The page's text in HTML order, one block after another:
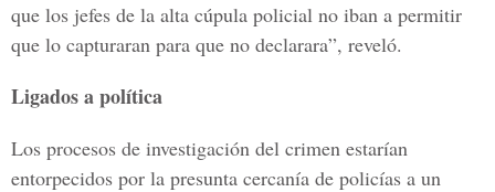
que los jefes de la alta cúpula policial no iban a permitir
que lo capturaran para que no declarara”, reveló.
Ligados a política
Los procesos de investigación del crimen estarían
entorpecidos por la presunta cercanía de policías a un